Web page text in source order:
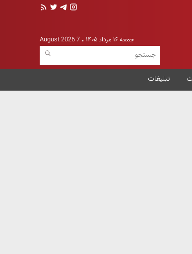
جمعه ۱۶ مرداد ۱۴۰۵ 7 August 2026
تبلیغات